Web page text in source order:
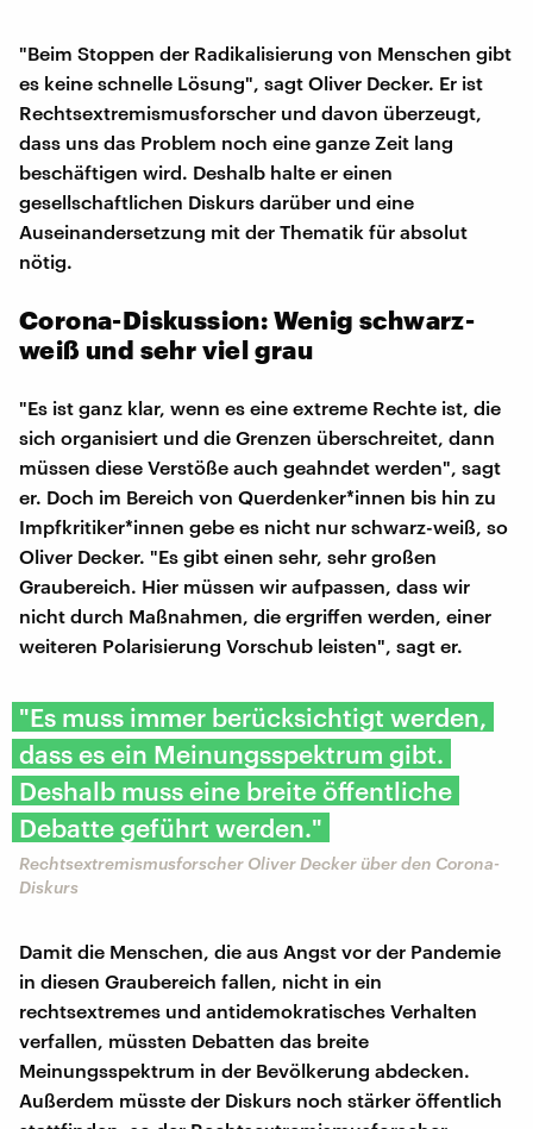
"Beim Stoppen der Radikalisierung von Menschen gibt
es keine schnelle Lösung", sagt Oliver Decker. Er ist
Rechtsextremismusforscher und davon überzeugt,
dass uns das Problem noch eine ganze Zeit lang
beschäftigen wird. Deshalb halte er einen
gesellschaftlichen Diskurs darüber und eine
Auseinandersetzung mit der Thematik für absolut
nötig.
Corona-Diskussion: Wenig schwarz-
weiß und sehr viel grau
"Es ist ganz klar, wenn es eine extreme Rechte ist, die
sich organisiert und die Grenzen überschreitet, dann
müssen diese Verstöße auch geahndet werden", sagt
er. Doch im Bereich von Querdenker*innen bis hin zu
Impfkritiker*innen gebe es nicht nur schwarz-weiß, so
Oliver Decker. "Es gibt einen sehr, sehr großen
Graubereich. Hier müssen wir aufpassen, dass wir
nicht durch Maßnahmen, die ergriffen werden, einer
weiteren Polarisierung Vorschub leisten", sagt er.
"Es muss immer berücksichtigt werden,
dass es ein Meinungsspektrum gibt.
Deshalb muss eine breite öffentliche
Debatte geführt werden."
Rechtsextremismusforscher Oliver Decker über den Corona-
Diskurs
Damit die Menschen, die aus Angst vor der Pandemie
in diesen Graubereich fallen, nicht in ein
rechtsextremes und antidemokratisches Verhalten
verfallen, müssten Debatten das breite
Meinungsspektrum in der Bevölkerung abdecken.
Außerdem müsste der Diskurs noch stärker öffentlich